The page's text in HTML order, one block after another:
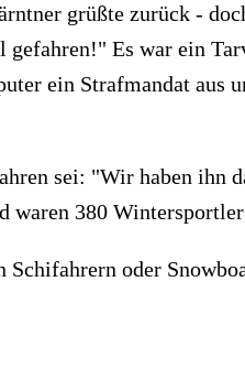
grüßte zurück -
Es war ein
ein Strafmandat aus
sei: "Wir haben ihn
380
oder